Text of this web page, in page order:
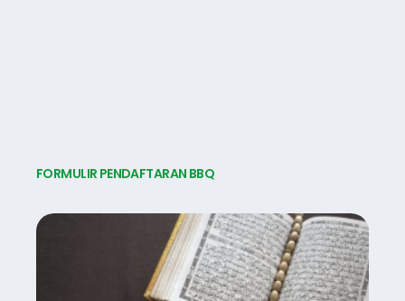
FORMULIR PENDAFTARAN BBQ